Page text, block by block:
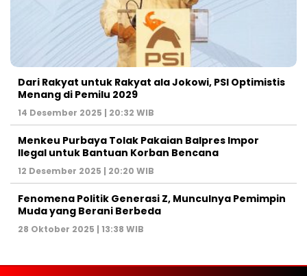
Dari Rakyat untuk Rakyat ala Jokowi, PSI Optimistis
Menang di Pemilu 2029
14 Desember 2025 | 20:32 WIB
Menkeu Purbaya Tolak Pakaian Balpres Impor
Ilegal untuk Bantuan Korban Bencana
12 Desember 2025 | 20:20 WIB
Fenomena Politik Generasi Z, Munculnya Pemimpin
Muda yang Berani Berbeda
28 Oktober 2025 | 13:38 WIB